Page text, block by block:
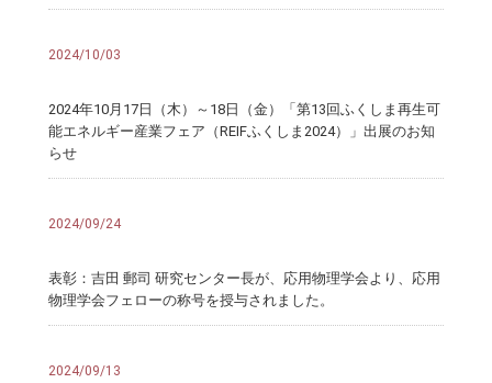
2024/10/03
2024年10月17日（木）～18日（金）「第13回ふくしま再生可
能エネルギー産業フェア（REIFふくしま2024）」出展のお知
らせ
2024/09/24
表彰：吉田 郵司 研究センター長が、応用物理学会より、応用
物理学会フェローの称号を授与されました。
2024/09/13